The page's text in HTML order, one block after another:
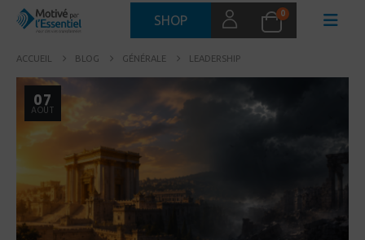
SHOP 0
ACCUEIL BLOG GÉNÉRALE LEADERSHIP
07
AOÛT